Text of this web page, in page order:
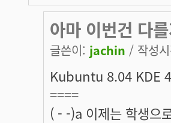
아마 이번건 다
글쓴이: jachin / 작성
Kubuntu 8.04 KDE
====
( - -)a 이제는 학생으